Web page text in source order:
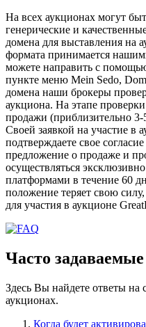
На всех аукционах могут
генерические и
домена для выставления на
формата принимается
можете направить с
пункте меню Mein Sedo,
домена наши брокеры
аукциона. На этапе
продажи (приблизительно 3-
Своей заявкой на участие в
подтверждаете свое
предложение о продаже и
осуществляться
платформами в течение 60
положение теряет свою
для участия в аукционе
Часто
Здесь Вы найдете ответы на
аукционах.
Когда будет